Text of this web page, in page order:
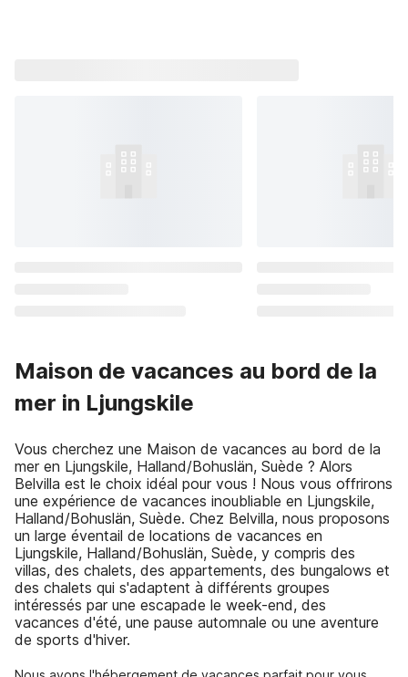
Maison de vacances au bord de la
mer in Ljungskile
Vous cherchez une Maison de vacances au bord de la
mer en Ljungskile, Halland/Bohuslän, Suède ? Alors
Belvilla est le choix idéal pour vous ! Nous vous offrirons
une expérience de vacances inoubliable en Ljungskile,
Halland/Bohuslän, Suède. Chez Belvilla, nous proposons
un large éventail de locations de vacances en
Ljungskile, Halland/Bohuslän, Suède, y compris des
villas, des chalets, des appartements, des bungalows et
des chalets qui s'adaptent à différents groupes
intéressés par une escapade le week-end, des
vacances d'été, une pause automnale ou une aventure
de sports d'hiver.